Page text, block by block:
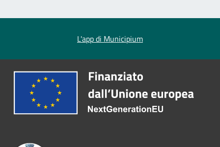
L'app di Municipium